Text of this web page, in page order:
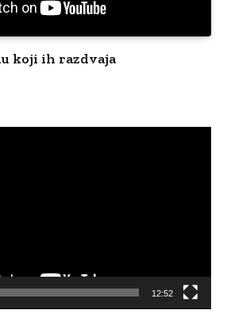
koji ih razdvaja
12:52